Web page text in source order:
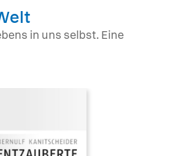
in uns selbst. Eine